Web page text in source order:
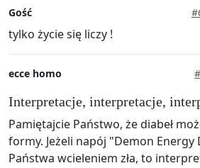
Gość
tylko życie się liczy !
ecce homo
Interpretacje, interpretacje,
Pamiętajcie Państwo, że diabeł
formy. Jeżeli napój "Demon Energy
Państwa wcieleniem zła, to